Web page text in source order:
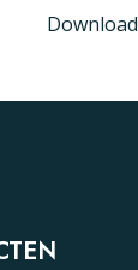
Download